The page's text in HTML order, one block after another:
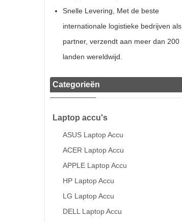
Snelle Levering, Met de beste
internationale logistieke bedrijven als
partner, verzendt aan meer dan 200
landen wereldwijd.
Categorieën
Laptop accu's
ASUS Laptop Accu
ACER Laptop Accu
APPLE Laptop Accu
HP Laptop Accu
LG Laptop Accu
DELL Laptop Accu